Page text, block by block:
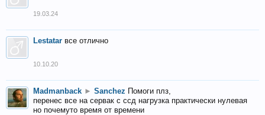
19.03.24
Lestatar все отлично
10.10.20
Madmanback ► Sanchez Помоги плз,
перенес все на сервак с ссд нагрузка практически нулевая
но почемуто время от времени